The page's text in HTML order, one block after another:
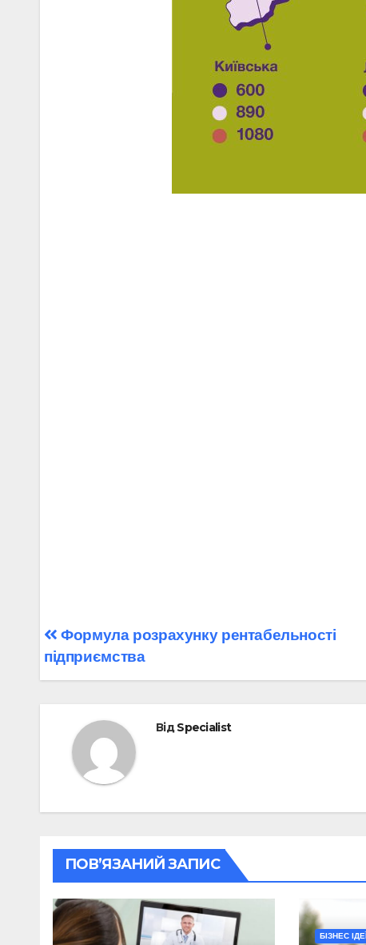
Навігація
записів
Формула розрахунку рентабельності
підприємства
ВідSpecialist
ПОВ’ЯЗАНИЙ ЗАПИС
БІЗНЕС ІДЕЇ